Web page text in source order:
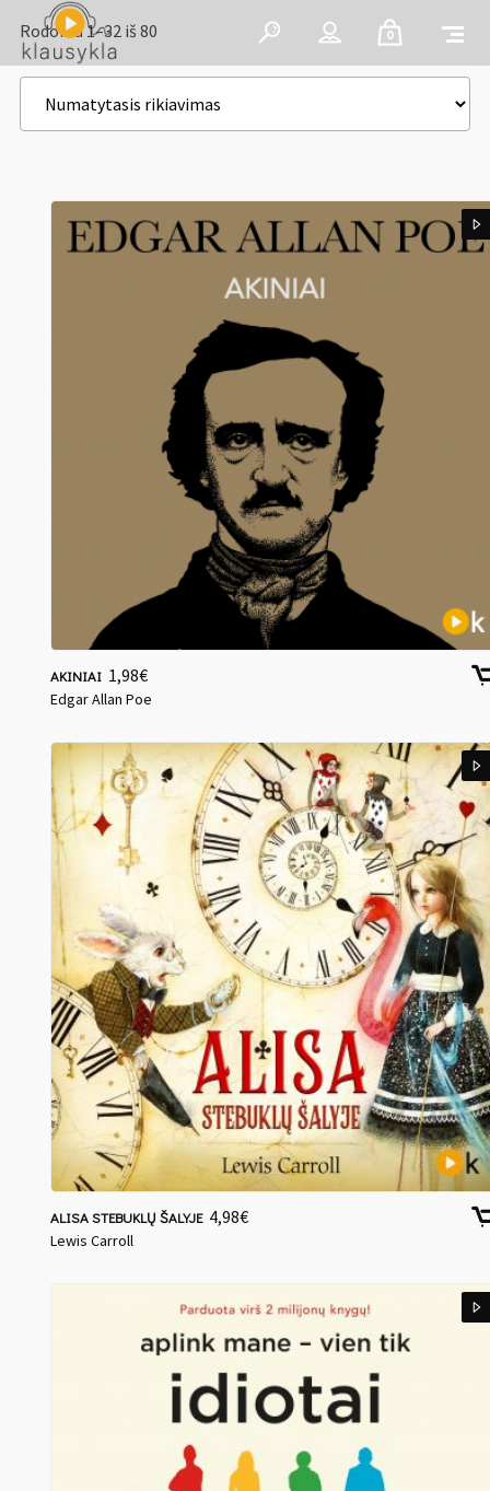
0
Rodoma 1–32 iš 80
AKINIAI 1,98€
Edgar Allan Poe
ALISA STEBUKLŲ ŠALYJE 4,98€
Lewis Carroll